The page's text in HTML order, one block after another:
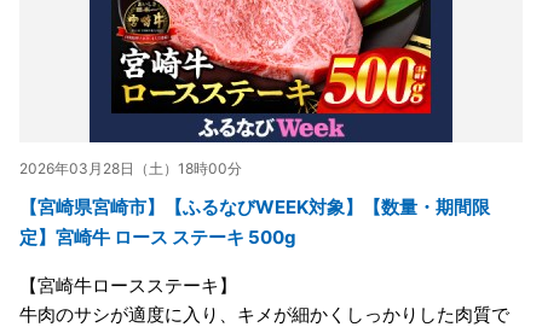
2026年03月28日（土）18時00分
【宮崎県宮崎市】【ふるなびWEEK対象】【数量・期間限
定】宮崎牛 ロース ステーキ 500g
【宮崎牛ロースステーキ】
牛肉のサシが適度に入り、キメが細かくしっかりした肉質で